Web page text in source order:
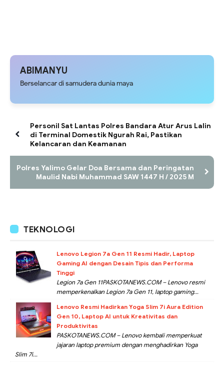
ABIMANYU
Berselancar di samudera dunia maya
Personil Sat Lantas Polres Bandara Atur Arus Lalin
di Terminal Domestik Ngurah Rai, Pastikan
Kelancaran dan Keamanan
Polres Yalimo Gelar Doa Bersama dan Peringatan
Maulid Nabi Muhammad SAW 1447 H / 2025 M
TEKNOLOGI
Lenovo Legion 7a Gen 11 Resmi Hadir, Laptop
Gaming AI dengan Desain Tipis dan Performa
Tinggi
Legion 7a Gen 11PASKOTANEWS.COM – Lenovo resmi
memperkenalkan Legion 7a Gen 11, laptop gaming...
Lenovo Resmi Hadirkan Yoga Slim 7i Aura Edition
Gen 10, Laptop AI untuk Kreativitas dan
Produktivitas
PASKOTANEWS.COM – Lenovo kembali memperkuat
jajaran laptop premium dengan menghadirkan Yoga
Slim 7i...